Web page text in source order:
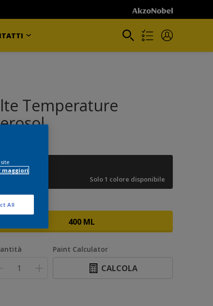
Temperature
NERO
Solo 1 colore disponibile
400 ML
Paint Calculator
CALCOLA
maggiori
All